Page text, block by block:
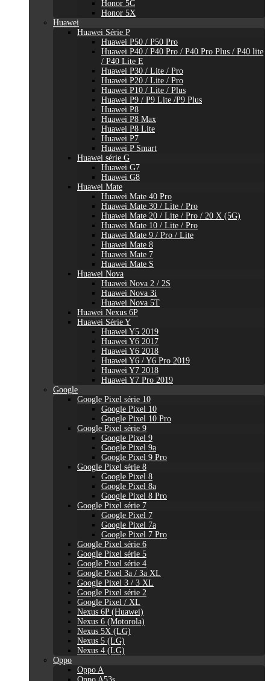
Honor 5C
Honor 5X
Huawei
Huawei Série P
Huawei P50 / P50 Pro
Huawei P40 / P40 Pro / P40 Pro Plus / P40 lite
/ P40 Lite E
Huawei P30 / Lite / Pro
Huawei P20 / Lite / Pro
Huawei P10 / Lite / Plus
Huawei P9 / P9 Lite /P9 Plus
Huawei P8
Huawei P8 Max
Huawei P8 Lite
Huawei P7
Huawei P Smart
Huawei série G
Huawei G7
Huawei G8
Huawei Mate
Huawei Mate 40 Pro
Huawei Mate 30 / Lite / Pro
Huawei Mate 20 / Lite / Pro / 20 X (5G)
Huawei Mate 10 / Lite / Pro
Huawei Mate 9 / Pro / Lite
Huawei Mate 8
Huawei Mate 7
Huawei Mate S
Huawei Nova
Huawei Nova 2 / 2S
Huawei Nova 3i
Huawei Nova 5T
Huawei Nexus 6P
Huawei Série Y
Huawei Y5 2019
Huawei Y6 2017
Huawei Y6 2018
Huawei Y6 / Y6 Pro 2019
Huawei Y7 2018
Huawei Y7 Pro 2019
Google
Google Pixel série 10
Google Pixel 10
Google Pixel 10 Pro
Google Pixel série 9
Google Pixel 9
Google Pixel 9a
Google Pixel 9 Pro
Google Pixel série 8
Google Pixel 8
Google Pixel 8a
Google Pixel 8 Pro
Google Pixel série 7
Google Pixel 7
Google Pixel 7a
Google Pixel 7 Pro
Google Pixel série 6
Google Pixel série 5
Google Pixel série 4
Google Pixel 3a / 3a XL
Google Pixel 3 / 3 XL
Google Pixel série 2
Google Pixel / XL
Nexus 6P (Huawei)
Nexus 6 (Motorola)
Nexus 5X (LG)
Nexus 5 (LG)
Nexus 4 (LG)
Oppo
Oppo A